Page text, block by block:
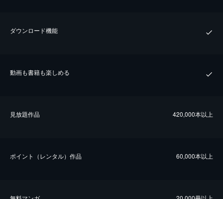
ダウンロード機能
動画も書籍も楽しめる
⾒放題作品 420,000本以上
ポイント（レンタル）作品 60,000本以上